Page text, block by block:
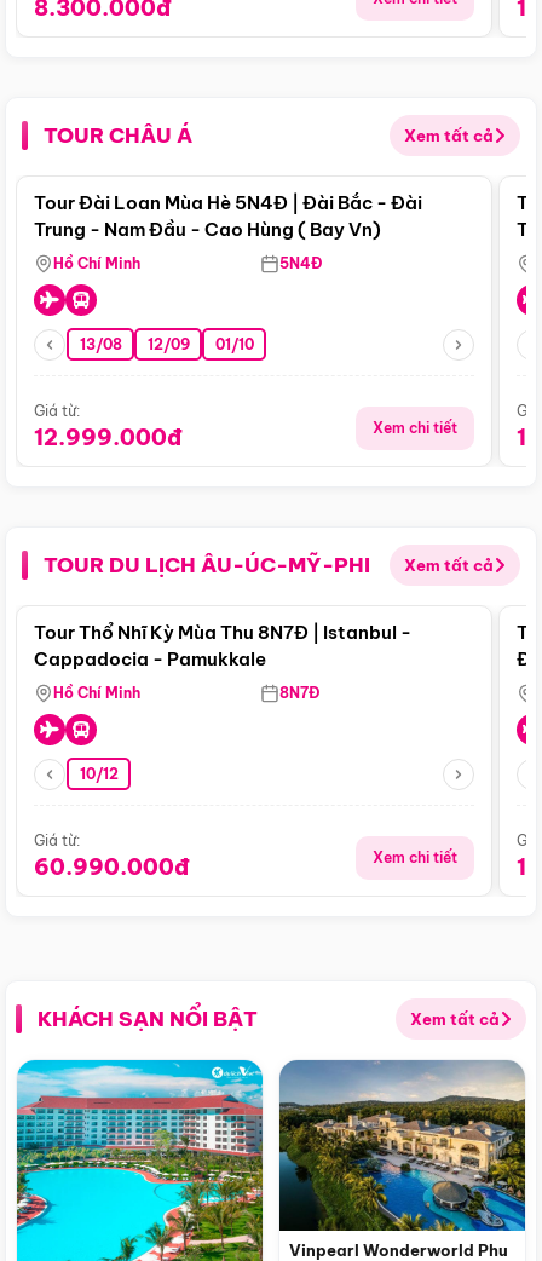
8.300.000đ
TOUR CHÂU Á Xem tất cả
Điểm nổi bật
Tour Đài Loan Mùa Hè 5N4Đ | Đài Bắc - Đài
Trung - Nam Đầu - Cao Hùng ( Bay Vn)
Hồ Chí Minh 5N4Đ
13/08 12/09 01/10
Giá từ:
12.999.000đ Xem chi tiết
TOUR DU LỊCH ÂU-ÚC-MỸ-PHI Xem tất cả
Điểm nổi bật
Tour Thổ Nhĩ Kỳ Mùa Thu 8N7Đ | Istanbul -
Cappadocia - Pamukkale
Hồ Chí Minh 8N7Đ
10/12
Giá từ:
60.990.000đ Xem chi tiết
KHÁCH SẠN NỔI BẬT Xem tất cả
Vinpearl Wonderworld Phu